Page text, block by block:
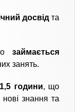
досвідта
займається
занять.
години, що
знання та